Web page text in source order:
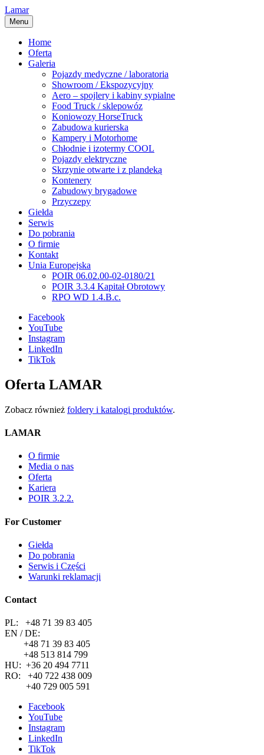
Lamar
Menu
Home
Oferta
Galeria
Pojazdy medyczne / laboratoria
Showroom / Ekspozycyjny
Aero – spojlery i kabiny sypialne
Food Truck / sklepowóz
Koniowozy HorseTruck
Zabudowa kurierska
Kampery i Motorhome
Chłodnie i izotermy COOL
Pojazdy elektryczne
Skrzynie otwarte i z plandeką
Kontenery
Zabudowy brygadowe
Przyczepy
Giełda
Serwis
Do pobrania
O firmie
Kontakt
Unia Europejska
POIR 06.02.00-02-0180/21
POIR 3.3.4 Kapitał Obrotowy
RPO WD 1.4.B.c.
Facebook
YouTube
Instagram
LinkedIn
TikTok
Oferta LAMAR
Zobacz również foldery i katalogi produktów.
LAMAR
O firmie
Media o nas
Oferta
Kariera
POIR 3.2.2.
For Customer
Giełda
Do pobrania
Serwis i Części
Warunki reklamacji
Contact
PL: +48 71 39 83 405
EN / DE:
+48 71 39 83 405
+48 513 814 799
HU: +36 20 494 7711
RO: +40 722 438 009
+40 729 005 591
Facebook
YouTube
Instagram
LinkedIn
TikTok